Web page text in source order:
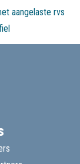
aangelaste rvs